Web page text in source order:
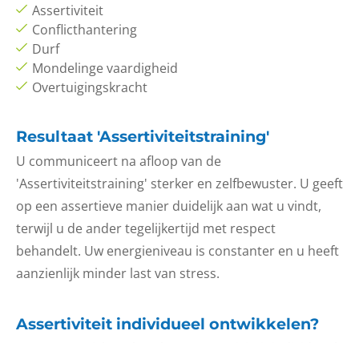
Assertiviteit
Conflicthantering
Durf
Mondelinge vaardigheid
Overtuigingskracht
Resultaat 'Assertiviteitstraining'
U communiceert na afloop van de
'Assertiviteitstraining' sterker en zelfbewuster. U geeft
op een assertieve manier duidelijk aan wat u vindt,
terwijl u de ander tegelijkertijd met respect
behandelt. Uw energieniveau is constanter en u heeft
aanzienlijk minder last van stress.
Assertiviteit individueel ontwikkelen?